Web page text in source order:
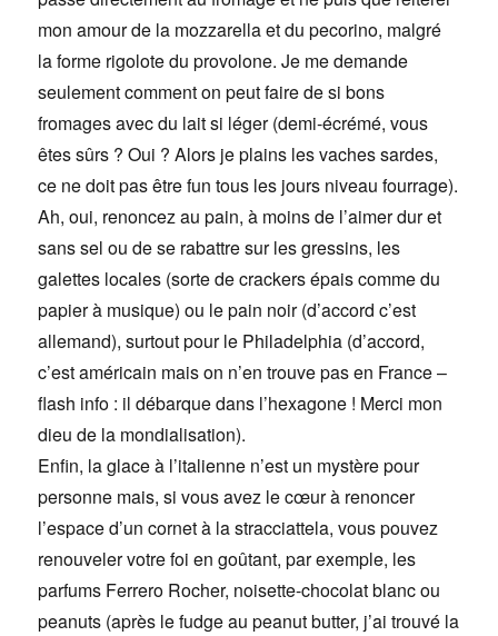
mon amour de la mozzarella et du pecorino, malgré
la forme rigolote du provolone. Je me demande
seulement comment on peut faire de si bons
fromages avec du lait si léger (demi-écrémé, vous
êtes sûrs ? Oui ? Alors je plains les vaches sardes,
ce ne doit pas être fun tous les jours niveau fourrage).
Ah, oui, renoncez au pain, à moins de l’aimer dur et
sans sel ou de se rabattre sur les gressins, les
galettes locales (sorte de crackers épais comme du
papier à musique) ou le pain noir (d’accord c’est
allemand), surtout pour le Philadelphia (d’accord,
c’est américain mais on n’en trouve pas en France –
flash info : il débarque dans l’hexagone ! Merci mon
dieu de la mondialisation).
Enfin, la glace à l’italienne n’est un mystère pour
personne mais, si vous avez le cœur à renoncer
l’espace d’un cornet à la stracciattela, vous pouvez
renouveler votre foi en goûtant, par exemple, les
parfums Ferrero Rocher, noisette-chocolat blanc ou
peanuts (après le fudge au peanut butter, j’ai trouvé la